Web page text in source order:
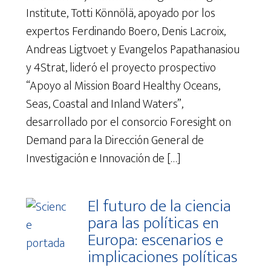
Institute, Totti Könnölä, apoyado por los
expertos Ferdinando Boero, Denis Lacroix,
Andreas Ligtvoet y Evangelos Papathanasiou
y 4Strat, lideró el proyecto prospectivo
“Apoyo al Mission Board Healthy Oceans,
Seas, Coastal and Inland Waters”,
desarrollado por el consorcio Foresight on
Demand para la Dirección General de
Investigación e Innovación de […]
El futuro de la ciencia
para las políticas en
Europa: escenarios e
implicaciones políticas